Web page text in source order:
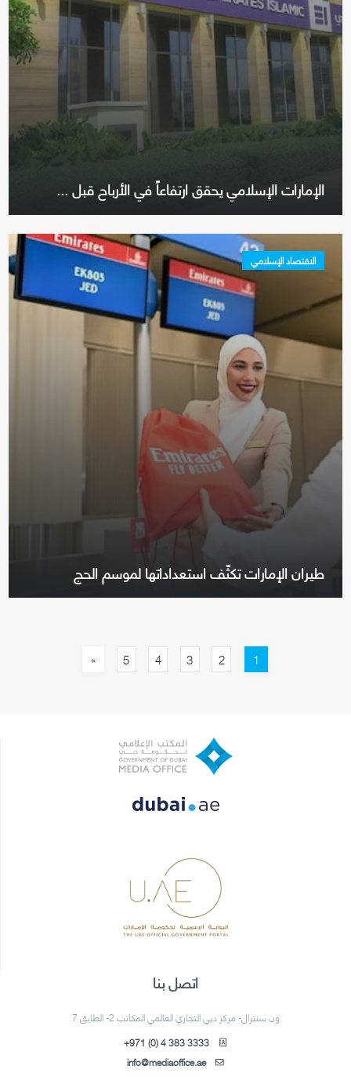
الإمارات الإسلامي يحقق ارتفاعاً في الأرباح قبل ...
الاقتصاد الإسلامي
طيران الإمارات تكثّف استعداداتها لموسم الحج
1
2
3
4
5
»
اتصل بنا
ون سنترال- مركز دبي التجاري العالمي المكاتب 2- الطابق 7
+971 (0) 4 383 3333
info@mediaoffice.ae